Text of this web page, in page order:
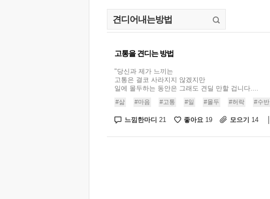
고통을 견디는 방법
"당신과 제가 느끼는
고통은 결코 사라지지 않겠지만
일에 몰두하는 동안은 그래도 견딜 만할 겁니다....
#삶 #마음 #고통 #일 #몰두 #허락 #수반
느낌한마디 21 좋아요 19 모으기 14